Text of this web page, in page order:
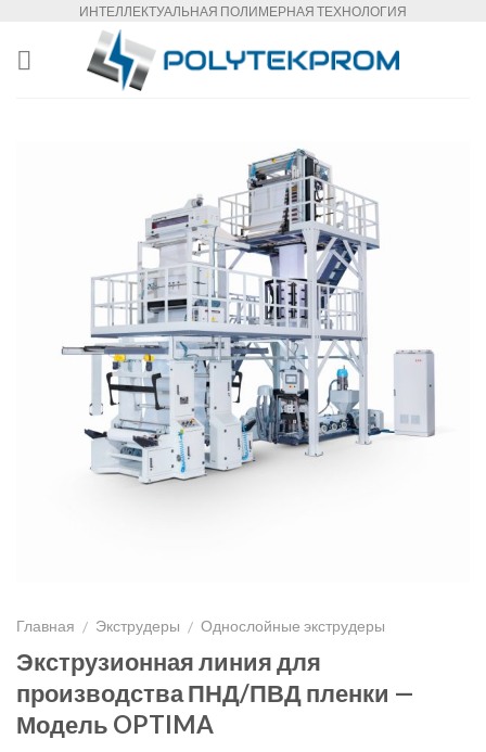
content
ИНТЕЛЛЕКТУАЛЬНАЯ ПОЛИМЕРНАЯ ТЕХНОЛОГИЯ
Главная / Экструдеры / Однослойные экструдеры
Экструзионная линия для
производства ПНД/ПВД пленки —
Модель OPTIMA